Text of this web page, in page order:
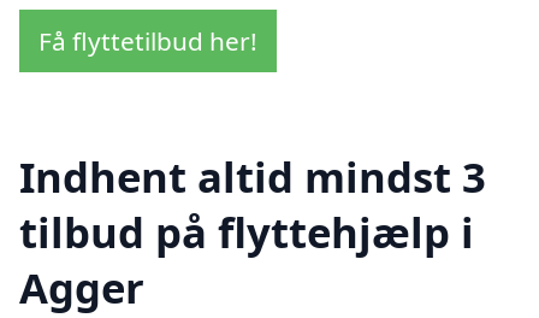
Få flyttetilbud her!
Indhent altid mindst 3
tilbud på flyttehjælp i
Agger